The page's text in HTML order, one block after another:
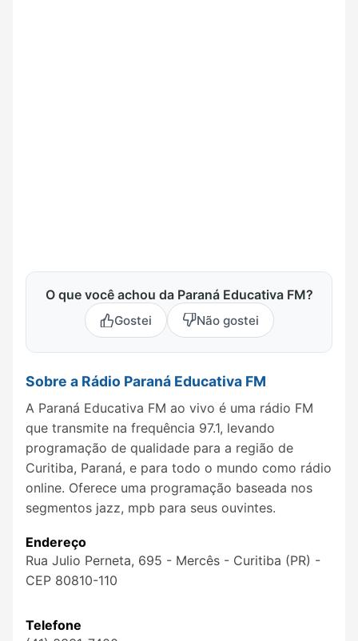
O que você achou da Paraná Educativa FM?
Gostei Não gostei
Sobre a Rádio Paraná Educativa FM
A Paraná Educativa FM ao vivo é uma rádio FM
que transmite na frequência 97.1, levando
programação de qualidade para a região de
Curitiba, Paraná, e para todo o mundo como rádio
online. Oferece uma programação baseada nos
segmentos jazz, mpb para seus ouvintes.
Endereço
Rua Julio Perneta, 695 - Mercês - Curitiba (PR) -
CEP 80810-110
Telefone